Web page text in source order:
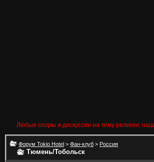
Любые споры и дискуссии на тему религии,
Форум Tokio Hotel > Фан-клуб > Россия
Тюмень/Тобольск